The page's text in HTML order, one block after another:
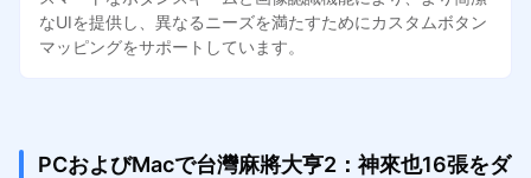
なUIを提供し、異なるニーズを満たすためにカスタムボタン
マッピングをサポートしています。
PCおよびMacで台灣麻將大亨2：神來也16張をダ